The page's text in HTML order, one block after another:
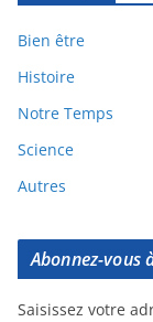
Bien être
Histoire
Notre Temps
Science
Autres
Abonnez-vous
Saisissez votre